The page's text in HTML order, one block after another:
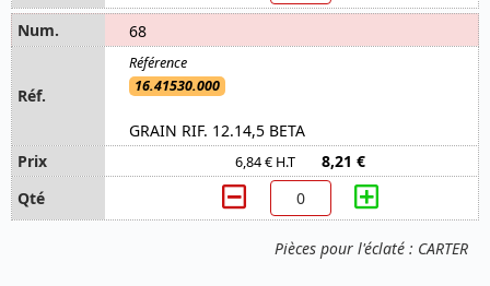
Pièces pour l'éclaté : CARTER
68
16.41530.000
GRAIN RIF. 12.14,5 BETA
6,84 € H.T 8,21 €